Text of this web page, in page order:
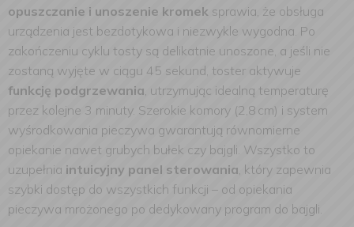
opuszczanie i unoszenie kromek sprawia, że obsługa
urządzenia jest bezdotykowa i niezwykle wygodna. Po
zakończeniu cyklu tosty są delikatnie unoszone, a jeśli nie
zostaną wyjęte w ciągu 45 sekund, toster aktywuje
funkcję podgrzewania, utrzymując idealną temperaturę
przez kolejne 3 minuty. Szerokie komory (2,8 cm) i system
wyśrodkowania pieczywa gwarantują równomierne
opiekanie nawet grubych bułek czy bajgli. Wszystko to
uzupełnia intuicyjny panel sterowania, który zapewnia
szybki dostęp do wszystkich funkcji – od opiekania
pieczywa mrożonego po dedykowany program do bajgli.